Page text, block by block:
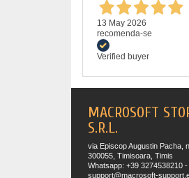
13 May 2026
recomenda-se
Verified buyer
MACROSOFT
S.R.L.
via Episcop Augustin Pacha,
300055, Timisoara, Timis
Whatsapp: +39 3274538210 -
support@macrosoft-